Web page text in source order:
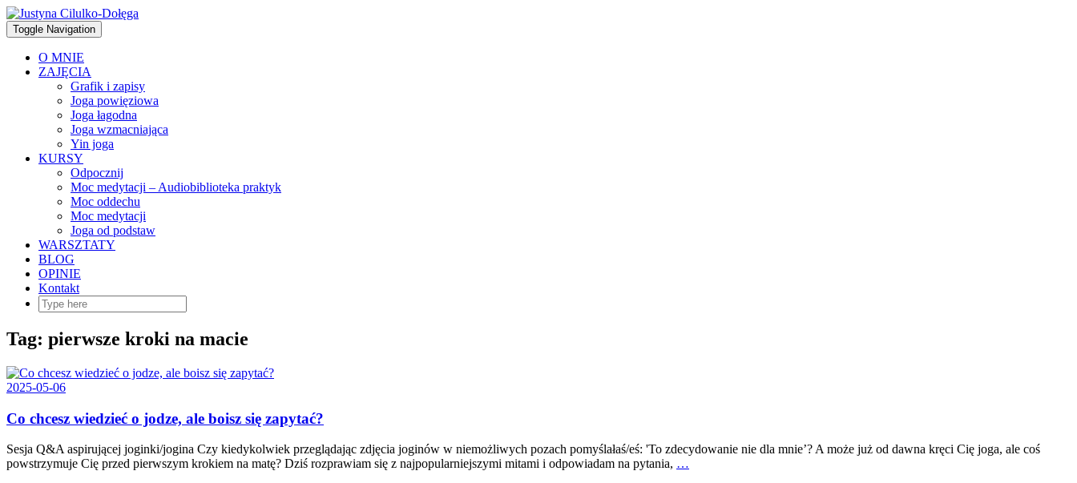
Skip
to
content
Toggle Navigation
O MNIE
ZAJĘCIA
Grafik i zapisy
Joga powięziowa
Joga łagodna
Joga wzmacniająca
Yin joga
KURSY
Odpocznij
Moc medytacji – Audiobiblioteka praktyk
Moc oddechu
Moc medytacji
Joga od podstaw
WARSZTATY
BLOG
OPINIE
Kontakt
Tag: pierwsze kroki na macie
2025-05-06
Co chcesz wiedzieć o jodze, ale boisz się zapytać?
Sesja Q&A aspirującej joginki/jogina Czy kiedykolwiek przeglądając zdjęcia joginów w niemożliwych pozach pomyślałaś/eś: 'To zdecydowanie nie dla mnie’? A może już od dawna kręci Cię joga, ale coś
powstrzymuje Cię przed pierwszym krokiem na matę? Dziś rozprawiam się z najpopularniejszymi mitami i odpowiadam na pytania, …